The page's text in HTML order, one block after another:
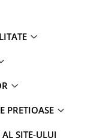
PRETIOASE
SITE-ULUI